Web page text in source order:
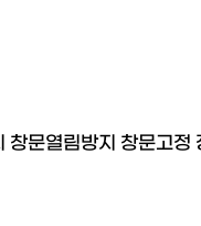
창문열림방지 창문고정